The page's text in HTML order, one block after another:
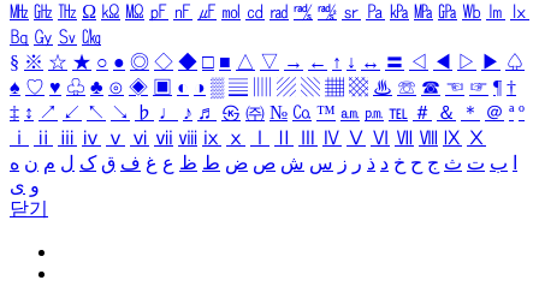
㎒ ㎓ ㎔ Ω ㏀ ㏁ ㎊ ㎋ ㎌ ㏖ ㏅ ㎭ ㎮ ㎯ ㏛ ㎩ ㎪ ㎫ ㎬ ㏝ ㏐
㏓
㏃ ㏉ ㏜ ㏆
§ ※ ☆ ★ ○ ● ◎ ◇ ◆ □ ■ △ ▽ → ← ↑ ↓ ↔ 〓 ◁ ◀ ▷ ▶ ♤
♠ ♡ ♥ ♧ ♣ ⊙ ◈ ▣ ◐ ◑ ▒ ▤ ▨ ▧ ▦ ▩ ♨ ☏ ☎ ☜ ☞ ¶ †
‡ ↕ ↗ ↙ ↖ ↘ ♭ ♩ ♪ ♬ ㉿ ㈜ № ㏇ ™ ㏂ ㏘ ℡ ＃ ＆ ＊ ＠ ª º
ⅰ
ⅱ ⅲ ⅳ ⅴ ⅵ ⅶ ⅷ ⅸ ⅹ Ⅳ Ⅴ Ⅵ Ⅶ Ⅷ Ⅸ Ⅹ
ب ت ث ج ح خ د ذ ر ز س ش ص ض ط ظ ع غ ف ق ک ل م ن ه
و ی
닫기